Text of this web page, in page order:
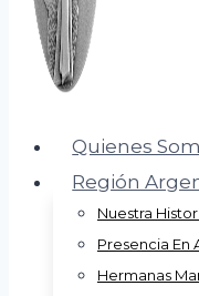
Quienes
Región
Nuestra
Presencia En
Hermanas